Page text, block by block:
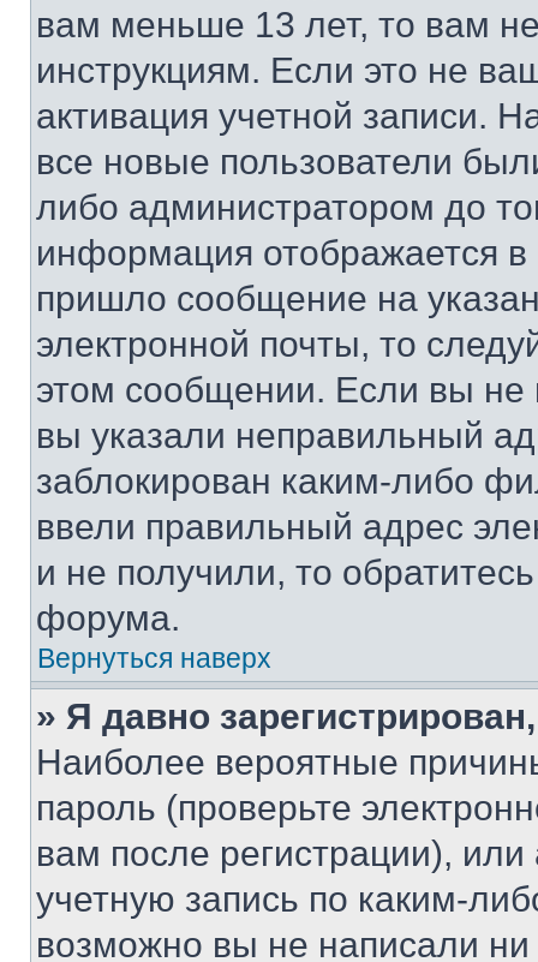
вам меньше 13 лет, то вам
инструкциям. Если это не
активация учетной записи.
все новые пользователи
либо администратором до
информация отображается
пришло сообщение на
электронной почты, то
этом сообщении. Если вы
вы указали неправильный
заблокирован каким-либо
ввели правильный адрес
и не получили, то
форума.
Вернуться наверх
» Я давно
Наиболее вероятные
пароль (проверьте
вам после регистрации),
учетную запись по каким-
возможно вы не написали